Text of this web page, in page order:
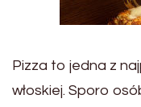
Pizza to jedna z
włoskiej. Sporo